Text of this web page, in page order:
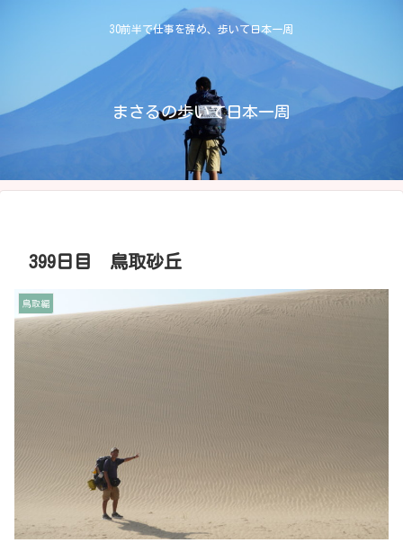
30前半で仕事を辞め、歩いて日本一周
まさるの歩いて日本一周
399日目 鳥取砂丘
鳥取編